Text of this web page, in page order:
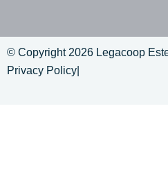
© Copyright 2026 Legacoop
Privacy Policy